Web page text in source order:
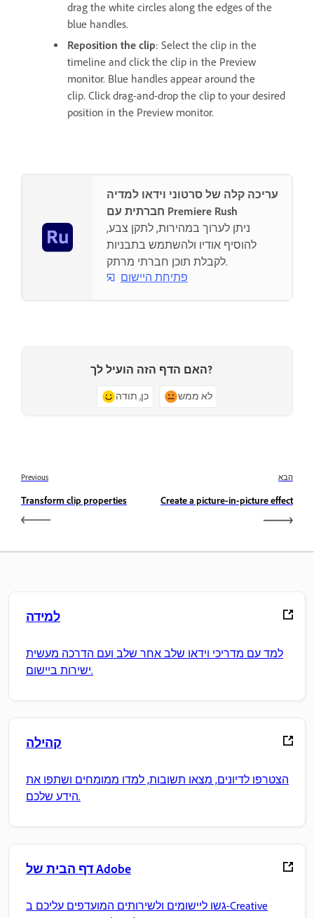
drag the white circles along the edges of the
blue handles.
Reposition the clip: Select the clip in the
timeline and click the clip in the Preview
monitor. Blue handles appear around the
clip. Click drag-and-drop the clip to your desired
position in the Preview monitor.
עריכה קלה של סרטוני וידאו למדיה
חברתית עם Premiere Rush
ניתן לערוך במהירות, לתקן צבע,
להוסיף אודיו ולהשתמש בתבניות
לקבלת תוכן חברתי מרתק.
פתיחת היישום
האם הדף הזה הועיל לך?
כן, תודה לא ממש
Previous
Transform clip properties
הבא
Create a picture-in-picture effect
למידה
למד עם מדריכי וידאו שלב אחר שלב ועם הדרכה מעשית
ישירות ביישום.
קהילה
הצטרפו לדיונים, מצאו תשובות, למדו ממומחים ושתפו את
הידע שלכם.
דף הבית של Adobe
גשו ליישומים ולשירותים המועדפים עליכם ב-Creative